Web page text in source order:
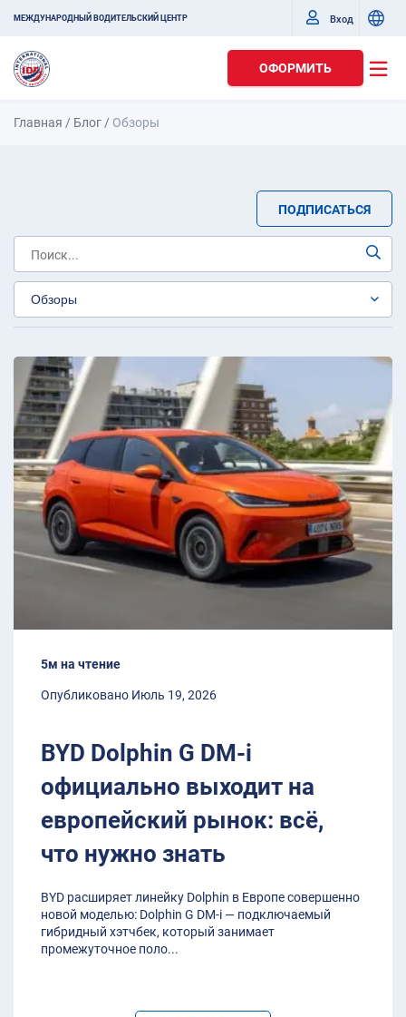
МЕЖДУНАРОДНЫЙ ВОДИТЕЛЬСКИЙ ЦЕНТР Вход
ОФОРМИТЬ
Главная / Блог / Обзоры
ПОДПИСАТЬСЯ
5м на чтение
Опубликовано Июль 19, 2026
BYD Dolphin G DM-i
официально выходит на
европейский рынок: всё,
что нужно знать
BYD расширяет линейку Dolphin в Европе совершенно
новой моделью: Dolphin G DM-i — подключаемый
гибридный хэтчбек, который занимает
промежуточное поло...